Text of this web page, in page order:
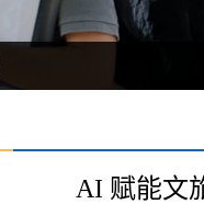
AI 赋能文